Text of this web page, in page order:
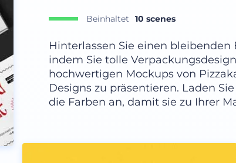
Beinhaltet 10 scenes
Hinterlassen Sie einen
indem Sie tolle
hochwertigen Mockups von
Designs zu präsentieren. Laden
die Farben an, damit sie zu Ihrer